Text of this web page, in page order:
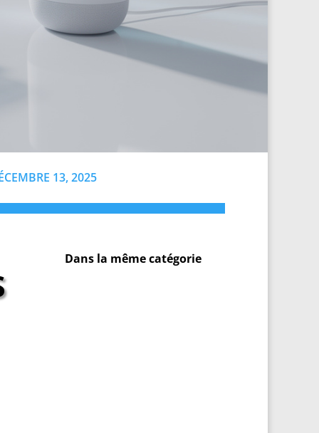
13, 2025
Dans la même catégorie